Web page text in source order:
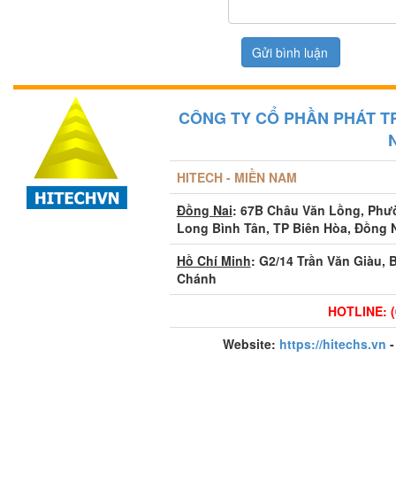
CÔNG TY CỔ PHẦN PHÁT
HITECH - MIỀN NAM
Đồng Nai: 67B Châu Văn Lồng,
Long Bình Tân, TP Biên Hòa, Đồng
Hồ Chí Minh: G2/14 Trần Văn Giàu,
Chánh
HOTLINE:
Website: https://hitechs.vn